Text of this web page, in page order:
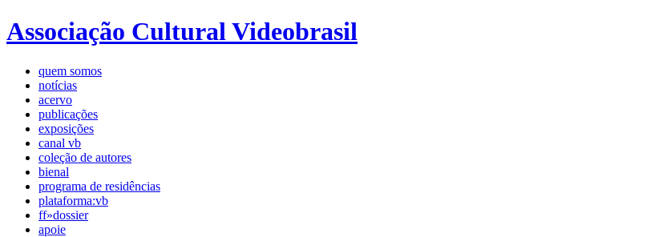
Associação Cultural Videobrasil
quem somos
notícias
acervo
publicações
exposições
canal vb
coleção de autores
bienal
programa de residências
plataforma:vb
ff»dossier
apoie